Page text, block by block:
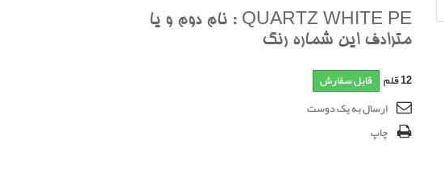
QUARTZ WHITE PE : نام دوم و يا
مترادف اين شماره رنگ
12قلم قابل سفارش
ارسال به یک دوست
چاپ